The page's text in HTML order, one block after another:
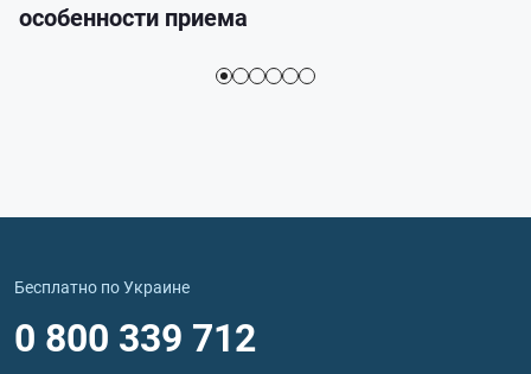
особенности приема
Бесплатно по Украине
0 800 339 712